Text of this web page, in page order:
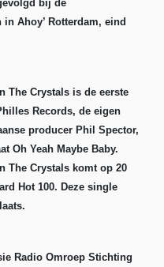
bij de
Ahoy’ Rotterdam, eind
The Crystals is de eerste
Records, de eigen
producer Phil Spector,
Oh Yeah Maybe Baby.
The Crystals komt op 20
Hot 100. Deze single
Radio Omroep Stichting